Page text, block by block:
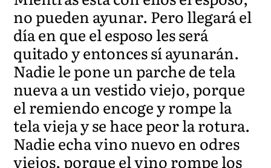
no pueden ayunar. Pero llegará el
día en que el esposo les será
quitado y entonces sí ayunarán.
Nadie le pone un parche de tela
nueva a un vestido viejo, porque
el remiendo encoge y rompe la
tela vieja y se hace peor la rotura.
Nadie echa vino nuevo en odres
viejos, porque el vino rompe los